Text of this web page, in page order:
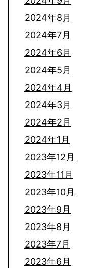
2024年8月
2024年7月
2024年6月
2024年5月
2024年4月
2024年3月
2024年2月
2024年1月
2023年12月
2023年11月
2023年10月
2023年9月
2023年8月
2023年7月
2023年6月